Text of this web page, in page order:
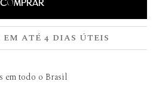
COMPRAR
EM ATÉ 4 DIAS ÚTEIS
em todo o Brasil